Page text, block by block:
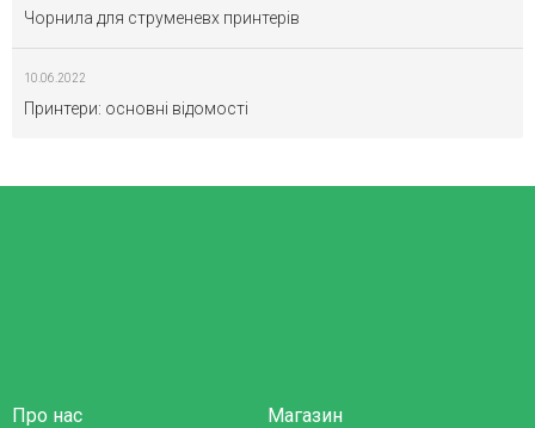
Чорнила для струменевх принтерів
10.06.2022
Принтери: основні відомості
Про нас Магазин